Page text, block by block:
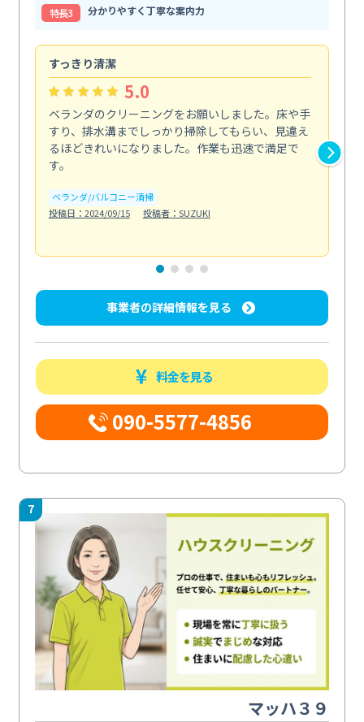
特⻑3
分かりやすく丁寧な案内力
すっきり清潔
5.0
ベランダのクリーニングをお願いしました。床や手
すり、排水溝までしっかり掃除してもらい、見違え
るほどきれいになりました。作業も迅速で満足で
す。
ベランダ/バルコニー清掃
投稿日：2024/09/15
投稿者：SUZUKI
事業者の詳細情報を見る
料金を見る
090-5577-4856
7
マッハ３９